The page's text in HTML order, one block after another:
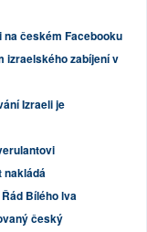
českém Facebooku
izraelského zabíjení v
Izraeli je
nakládá
Bílého lva
český